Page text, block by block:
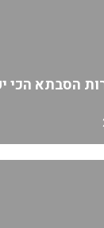
הסבתא הכי